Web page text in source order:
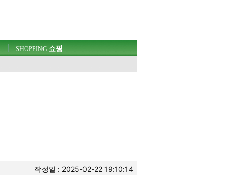
SHOPPING 쇼핑
작성일 : 2025-02-22 19:10:14